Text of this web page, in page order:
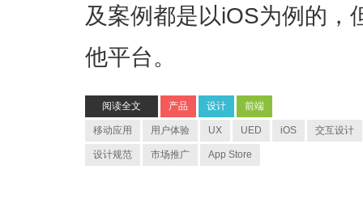
及案例都是以iOS为例的，
他平台。
阅读全文 产品 设计 前端
移动应用 用户体验 UX UED iOS 交互设计
设计规范 市场推广 App Store